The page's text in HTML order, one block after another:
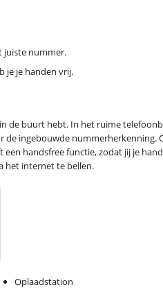
juiste nummer.
je je handen vrij.
de buurt hebt. In het ruime
de ingebouwde nummerherkenning.
handsfree functie, zodat jij je
het internet te bellen.
Oplaadstation